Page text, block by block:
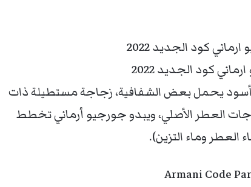
كود الجديد 2022
يحمل بعض الشفافية، زجاجة مستطيلة ذات
العطر الأصلي، ويبدو جورجيو أرماني تخطط
العطر وماء التزين).